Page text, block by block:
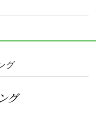
グ